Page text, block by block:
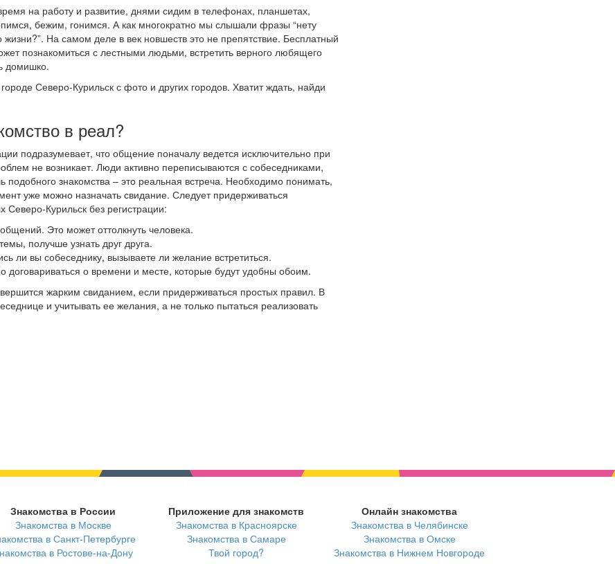
на работу и развитие, днями сидим в телефонах, планшетах,
бежим, гонимся. А как многократно мы слышали фразы “нету
жизни?”. На самом деле в век новшеств это не препятствие. Бесплатный
познакомиться с лестными людьми, встретить верного любящего
домишко.
Северо-Курильск с фото и других городов. Хватит ждать, найди
в реал?
подразумевает, что общение поначалу ведется исключительно при
не возникает. Люди активно переписываются с собеседниками,
знакомства – это реальная встреча. Необходимо понимать,
уже можно назначать свидание. Следует придерживаться
Курильск без регистрации:
Это может оттолкнуть человека.
получше узнать друг друга.
ли вы собеседнику, вызываете ли желание встретиться.
договариваться о времени и месте, которые будут удобны обоим.
жарким свиданием, если придерживаться простых правил. В
и учитывать ее желания, а не только пытаться реализовать
Знакомства в России
Знакомства в Москве
в Санкт-Петербурге
в Ростове-на-Дону
Приложение для знакомств
Знакомства в Красноярске
Знакомства в Самаре
Твой город?
Онлайн знакомства
Знакомства в Челябинске
Знакомства в Омске
Знакомства в Нижнем Новгороде